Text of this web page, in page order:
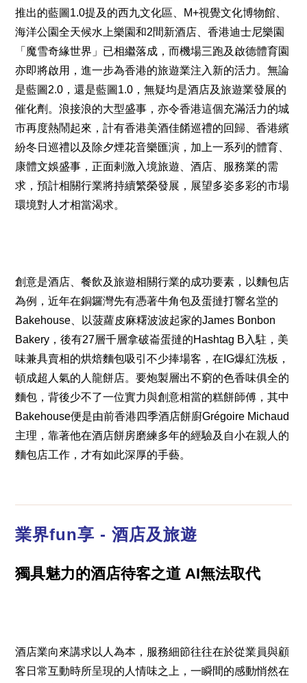
推出的藍圖1.0提及的西九文化區、M+視覺文化博物館、
海洋公園全天候水上樂園和2間新酒店、香港迪士尼樂園
「魔雪奇緣世界」已相繼落成，而機場三跑及啟德體育園
亦即將啟用，進一步為香港的旅遊業注入新的活力。無論
是藍圖2.0，還是藍圖1.0，無疑均是酒店及旅遊業發展的
催化劑。浪接浪的大型盛事，亦令香港這個充滿活力的城
市再度熱鬧起來，計有香港美酒佳餚巡禮的回歸、香港繽
紛冬日巡禮以及除夕煙花音樂匯演，加上一系列的體育、
康體文娛盛事，正面剌激入境旅遊、酒店、服務業的需
求，預計相關行業將持續繁榮發展，展望多姿多彩的市場
環境對人才相當渴求。
創意是酒店、餐飲及旅遊相關行業的成功要素，以麵包店
為例，近年在銅鑼灣先有憑著牛角包及蛋撻打響名堂的
Bakehouse、以菠蘿皮麻糬波波起家的James Bonbon
Bakery，後有27層千層拿破崙蛋撻的Hashtag B入駐，美
味兼具賣相的烘焙麵包吸引不少捧場客，在IG爆紅洗板，
頓成超人氣的人龍餅店。要炮製層出不窮的色香味俱全的
麵包，背後少不了一位實力與創意相當的糕餅師傅，其中
Bakehouse便是由前香港四季酒店餅廚Grégoire Michaud
主理，靠著他在酒店餅房磨練多年的經驗及自小在親人的
麵包店工作，才有如此深厚的手藝。
業界fun享 - 酒店及旅遊
獨具魅力的酒店待客之道 AI無法取代
酒店業向來講求以人為本，服務細節往往在於從業員與顧
客日常互動時所呈現的人情味之上，一瞬間的感動悄然在